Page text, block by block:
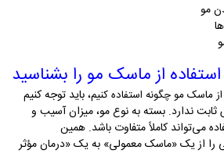
مو
از ماسک مو را بشناسید
از ماسک مو چگونه استفاده کنیم، باید توجه کنیم
ندارد. بسته به نوع مو، میزان آسیب و
می‌تواند کاملاً متفاوت باشد. همین
را از یک «ماسک معمولی» به یک «درمان مؤثر